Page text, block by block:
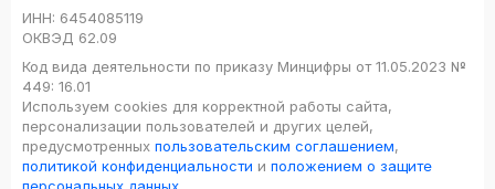
ИНН: 6454085119
ОКВЭД 62.09
Код вида деятельности по приказу Минцифры от 11.05.2023 №
449: 16.01
Используем cookies для корректной работы сайта,
персонализации пользователей и других целей,
предусмотренных пользовательским соглашением,
политикой конфиденциальности и положением о защите